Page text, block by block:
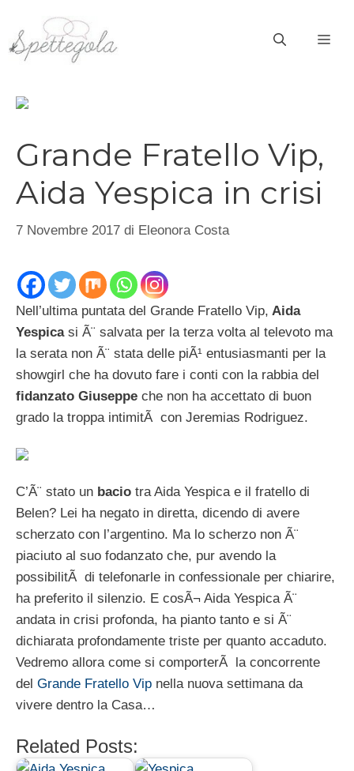
contenuto
Grande Fratello Vip,
Aida Yespica in crisi
7 Novembre 2017 di Eleonora Costa
Nell’ultima puntata del Grande Fratello Vip, Aida
Yespica si Ã¨ salvata per la terza volta al televoto ma
la serata non Ã¨ stata delle piÃ¹ entusiasmanti per la
showgirl che ha dovuto fare i conti con la rabbia del
fidanzato Giuseppe che non ha accettato di buon
grado la troppa intimitÃ con Jeremias Rodriguez.
C’Ã¨ stato un bacio tra Aida Yespica e il fratello di
Belen? Lei ha negato in diretta, dicendo di avere
scherzato con l’argentino. Ma lo scherzo non Ã¨
piaciuto al suo fodanzato che, pur avendo la
possibilitÃ di telefonarle in confessionale per chiarire,
ha preferito il silenzio. E cosÃ¬ Aida Yespica Ã¨
andata in crisi profonda, ha pianto tanto e si Ã¨
dichiarata profondamente triste per quanto accaduto.
Vedremo allora come si comporterÃ la concorrente
del Grande Fratello Vip nella nuova settimana da
vivere dentro la Casa…
Related Posts: